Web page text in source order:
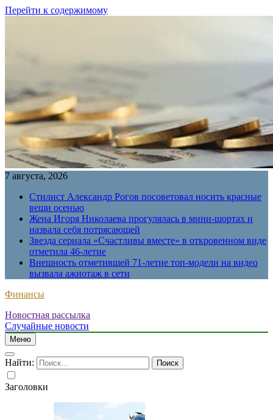
Перейти к содержимому
7 августа, 2026
Стилист Александр Рогов посоветовал носить красные
вещи осенью
Жена Игоря Николаева прогулялась в мини-шортах и
назвала себя потрясающей
Звезда сериала «Счастливы вместе» в откровенном виде
отметила 46-летие
Внешность отметившей 71-летие топ-модели на видео
вызвала ажиотаж в сети
Финансы
Новостная рассылка
Случайные новости
Меню
Найти:
Заголовки